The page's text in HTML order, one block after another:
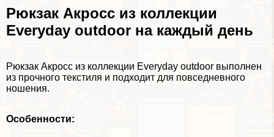
Рюкзак Акросс из коллекции
Everyday outdoor на каждый день
Рюкзак Акросс из коллекции Everyday outdoor выполнен
из прочного текстиля и подходит для повседневного
ношения.
Особенности: